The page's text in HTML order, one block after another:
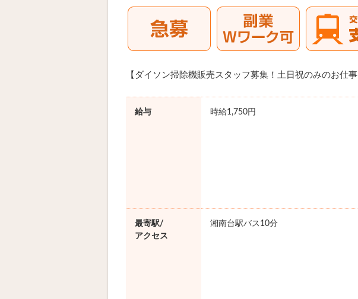
【ダイソン掃除機販売スタッフ募集！土日祝のみのお仕事
給与 時給1,750円
最寄駅/
アクセス
湘南台駅バス10分